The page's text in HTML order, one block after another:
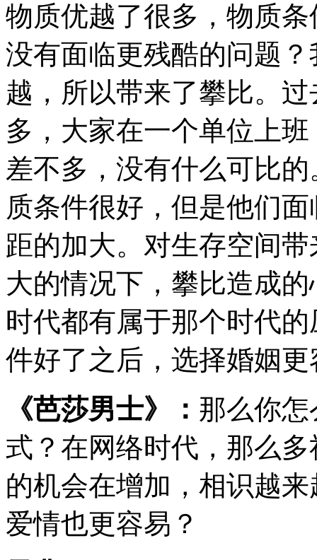
物质优越了很多，物质
没有面临更残酷的问题
越，所以带来了攀比。
多，大家在一个单位上
差不多，没有什么可比
质条件很好，但是他们
距的加大。对生存空间
大的情况下，攀比造成
时代都有属于那个时代
件好了之后，选择婚姻
《芭莎男士》： 那么你
式？在网络时代，那么
的机会在增加，相识越
爱情也更容易？